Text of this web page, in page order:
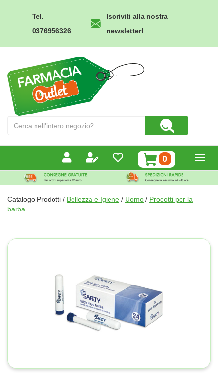
Tel.
0376956326
Iscriviti alla nostra
newsletter!
Outlet
Prodotto
Cerca Prodotto
0prodotti
inseriti
Catalogo Prodotti / Bellezza e Igiene / Uomo / Prodotti per la
barba